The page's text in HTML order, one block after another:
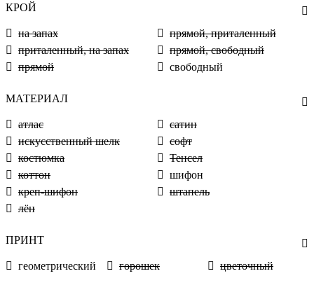
КРОЙ
на запах
приталенный, на запах
прямой
прямой, приталенный
прямой, свободный
свободный
МАТЕРИАЛ
атлас
искусственный шелк
костюмка
коттон
креп-шифон
лён
сатин
софт
Тенсел
шифон
штапель
ПРИНТ
геометрический горошек цветочный